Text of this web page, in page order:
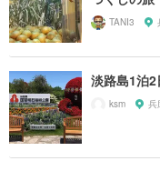
TANI3
淡路島1泊2
ksm 兵